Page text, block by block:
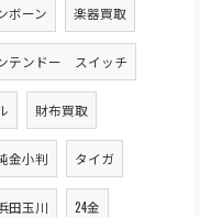
ボーン 楽器買取
テンドー スイッチ
財布買取
金小判 タイガ
田玉川 24金